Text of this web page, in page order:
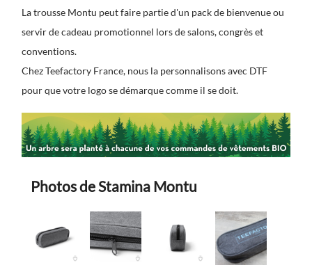
La trousse Montu peut faire partie d'un pack de bienvenue ou
servir de cadeau promotionnel lors de salons, congrès et
conventions.
Chez Teefactory France, nous la personnalisons avec DTF
pour que votre logo se démarque comme il se doit.
Photos de Stamina Montu